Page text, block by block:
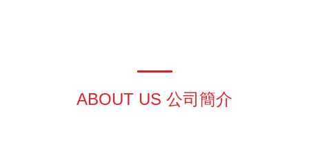
ABOUT US 公司簡介